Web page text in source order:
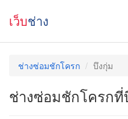
เว็บช่าง
ช่างซ่อมชักโครก บึงกุ่ม
ช่างซ่อมชักโครกที่